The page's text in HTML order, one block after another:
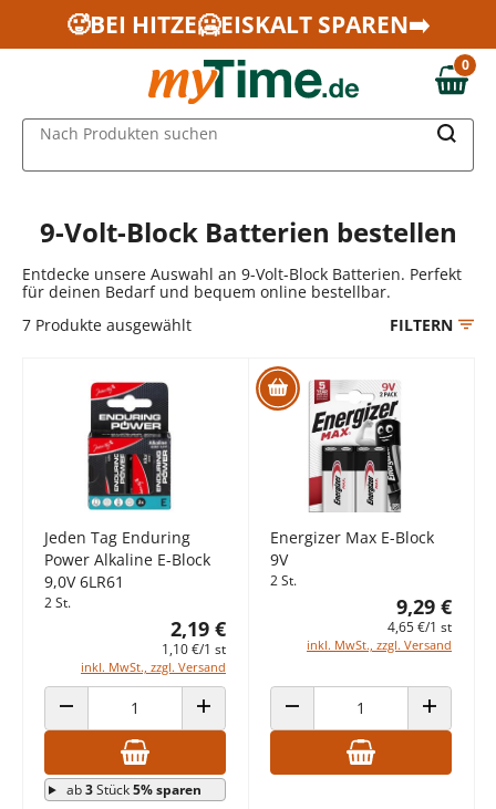
Zum Hauptinhalt springen
Zur Navigation springen
Zur Suche springen
🥵BEI HITZE🥶EISKALT SPAREN➡️
0,00 €
0
Nach Produkten suchen
9-Volt-Block Batterien bestellen
Entdecke unsere Auswahl an 9-Volt-Block Batterien. Perfekt
für deinen Bedarf und bequem online bestellbar.
7 Produkte ausgewählt FILTERN
Jeden Tag Enduring
Power Alkaline E-Block
9,0V 6LR61
2 St.
2,19 €
1,10 €/1 st
inkl. MwSt., zzgl. Versand
ANZAHL VERRINGERN ANZAHL ERHÖHEN
ab3Stück5% sparen
Energizer Max E-Block
9V
2 St.
9,29 €
4,65 €/1 st
inkl. MwSt., zzgl. Versand
ANZAHL VERRINGERN ANZAHL